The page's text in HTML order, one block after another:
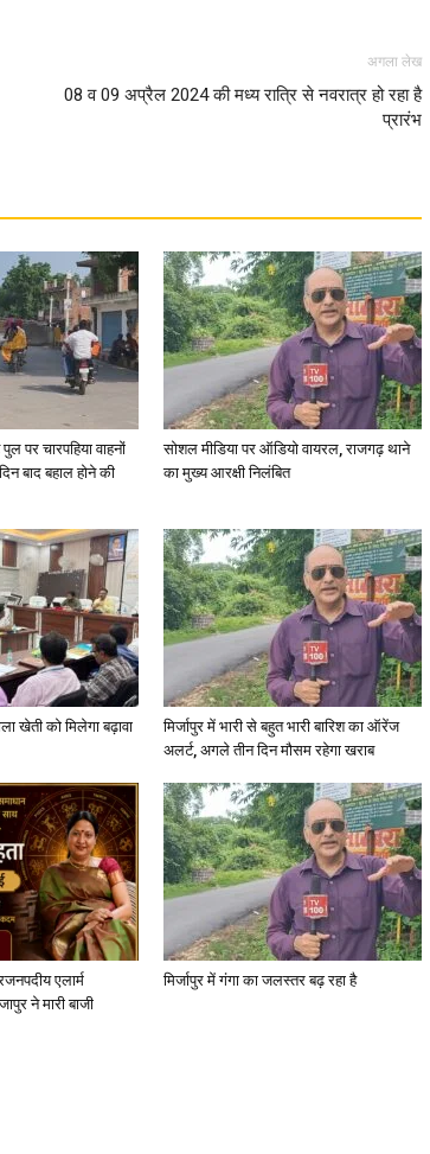
अगला लेख
08 व 09 अप्रैल 2024 की मध्य रात्रि से नवरात्र हो रहा है
प्रारंभ
पर चारपहिया वाहनों
बाद बहाल होने की
सोशल मीडिया पर ऑडियो वायरल, राजगढ़ थाने
का मुख्य आरक्षी निलंबित
खेती को मिलेगा बढ़ावा
मिर्जापुर में भारी से बहुत भारी बारिश का ऑरेंज
अलर्ट, अगले तीन दिन मौसम रहेगा खराब
एलार्म
ने मारी बाजी
मिर्जापुर में गंगा का जलस्तर बढ़ रहा है